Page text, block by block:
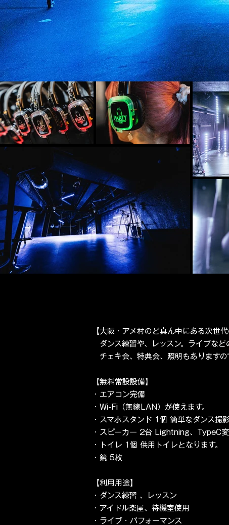
【大阪・アメ村のど真ん中にある次世
ダンス練習や、レッスン。 ライブなど
チェキ会、特典会、照明もありますの
【無料常設設備】
・エアコン完備
・Wi-Fi（無線LAN）が使えます。
・スマホスタンド 1個 簡単なダンス撮
・スピーカー 2台 Lightning、TypeC変
・トイレ 1個 供用トイレとなります。
・鏡 5枚
【利用用途】
・ダンス練習 、レッスン
・アイドル楽屋、待機室使用
・ライブ・パフォーマンス